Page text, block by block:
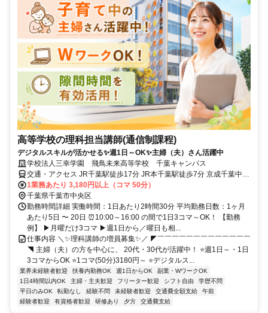
高等学校の理科担当講師(通信制課程)
デジタルスキルが活かせる✨週1日～OK✨主婦（夫）さん活躍中
学校法人三幸学園 飛鳥未来高等学校 千葉キャンパス
交通・アクセス JR千葉駅徒歩17分 JR本千葉駅徒歩7分 京成千葉中央
駅徒歩7分
1業務あたり 3,180円以上（コマ 50分）
千葉県千葉市中央区
勤務時間詳細 実働時間：1日あたり2時間30分 平均勤務日数：1ヶ月
あたり5日 〜 20日 ⏰10:00～16:00 の間で1日3コマ～OK！ 【勤務
例】 ▶月曜だけ3コマ ▶週1日から／曜日も相...
仕事内容 ＼✨理科講師の増員募集✨／ ◤￣￣￣￣￣￣￣￣￣￣￣￣￣
◥ 主婦（夫）の方を中心に、 20代・30代が活躍中！ ⭐週1日～・1日
3コマからOK ⭐1コマ(50分)3180円～ ⭐デジタルス...
業界未経験者歓迎 扶養内勤務OK 週1日からOK
副業・WワークOK
1日4時間以内OK
主婦・主夫歓迎 フリーター歓迎 シフト自由
学歴不問
平日のみOK
転勤なし 経験不問 未経験者歓迎 交通費全額支給
午前
経験者歓迎
有資格者歓迎 研修あり 夕方 交通費支給